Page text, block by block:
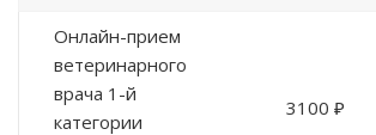
Онлайн-прием
ветеринарного
врача 1-й
категории
3100 ₽